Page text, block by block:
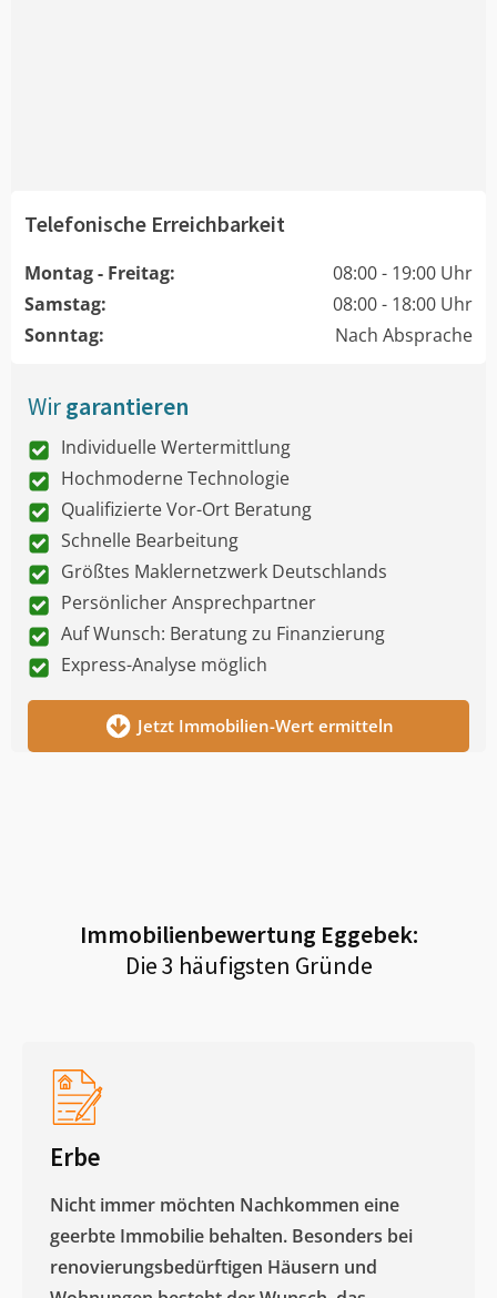
Telefonische Erreichbarkeit
Montag - Freitag:
08:00 - 19:00 Uhr
Samstag:
08:00 - 18:00 Uhr
Sonntag:
Nach Absprache
Wirgarantieren
Individuelle Wertermittlung
Hochmoderne Technologie
Qualifizierte Vor-Ort Beratung
Schnelle Bearbeitung
Größtes Maklernetzwerk Deutschlands
Persönlicher Ansprechpartner
Auf Wunsch: Beratung zu Finanzierung
Express-Analyse möglich
Jetzt Immobilien-Wert ermitteln
Immobilienbewertung Eggebek:
Die 3 häufigsten Gründe
Erbe
Nicht immer möchten Nachkommen eine
geerbte Immobilie behalten. Besonders bei
renovierungsbedürftigen Häusern und